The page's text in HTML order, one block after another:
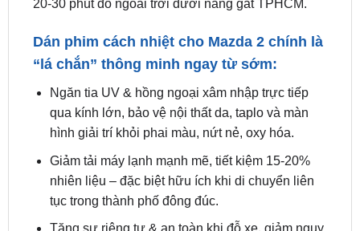
Mazda 2là xe đô thị phổ biến, cabin nhỏ gọn
kính hậu), dễ tăng nhiệt nhanh lên 55-65°C chỉ sau
20-30 phút đỗ ngoài trời dưới nắng gắt TPHCM.
Dán phim cách nhiệt cho Mazda 2 chính là
“lá chắn” thông minh ngay từ sớm:
Ngăn tia UV & hồng ngoại xâm nhập trực tiếp
qua kính lớn, bảo vệ nội thất da, taplo và màn
hình giải trí khỏi phai màu, nứt nẻ, oxy hóa.
Giảm tải máy lạnh mạnh mẽ, tiết kiệm 15-20%